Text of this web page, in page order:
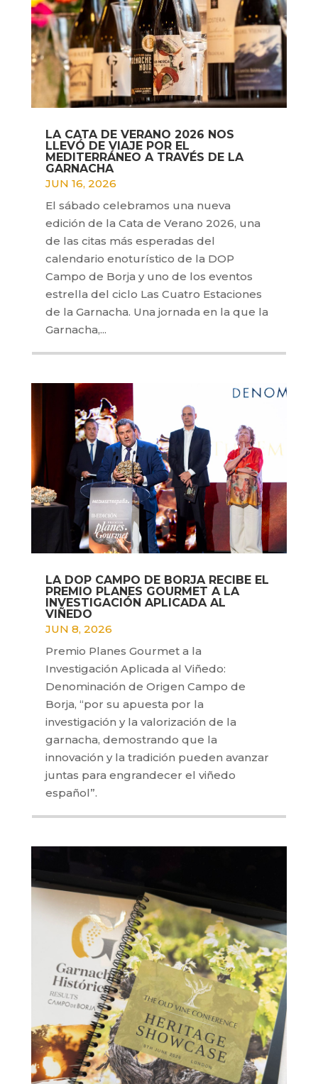
LA CATA DE VERANO 2026 NOS
LLEVÓ DE VIAJE POR EL
MEDITERRÁNEO A TRAVÉS DE LA
GARNACHA
JUN 16, 2026
El sábado celebramos una nueva
edición de la Cata de Verano 2026, una
de las citas más esperadas del
calendario enoturístico de la DOP
Campo de Borja y uno de los eventos
estrella del ciclo Las Cuatro Estaciones
de la Garnacha. Una jornada en la que la
Garnacha,...
LA DOP CAMPO DE BORJA RECIBE EL
PREMIO PLANES GOURMET A LA
INVESTIGACIÓN APLICADA AL
VIÑEDO
JUN 8, 2026
Premio Planes Gourmet a la
Investigación Aplicada al Viñedo:
Denominación de Origen Campo de
Borja, “por su apuesta por la
investigación y la valorización de la
garnacha, demostrando que la
innovación y la tradición pueden avanzar
juntas para engrandecer el viñedo
español”.